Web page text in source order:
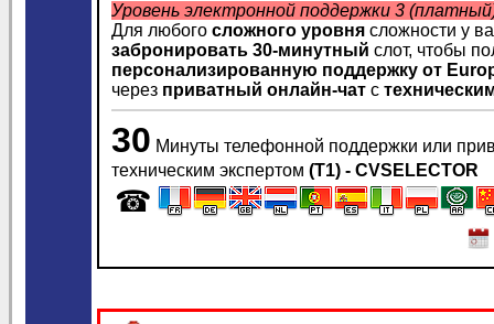
Уровень электронной поддержки 3
Для любого сложного уровня сложности у
забронировать 30-минутный слот, чтобы
персонализированную поддержку от
через приватный онлайн-чат с
30 Минуты телефонной поддержки или
техническим экспертом (T1) - CVSELECTOR
☎